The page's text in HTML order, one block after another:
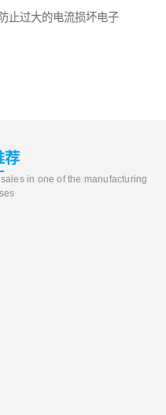
止过大的电流损坏电子
荐
in one of the manufacturing